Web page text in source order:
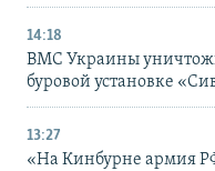
14:18
ВМС Украины
буровой установке
13:27
«На Кинбурне армия